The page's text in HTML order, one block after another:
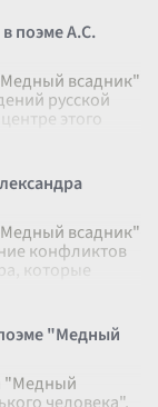
поэме А.С.
всадник"
русской
этого
всадник"
конфликтов
которые
"Медный
"Медный